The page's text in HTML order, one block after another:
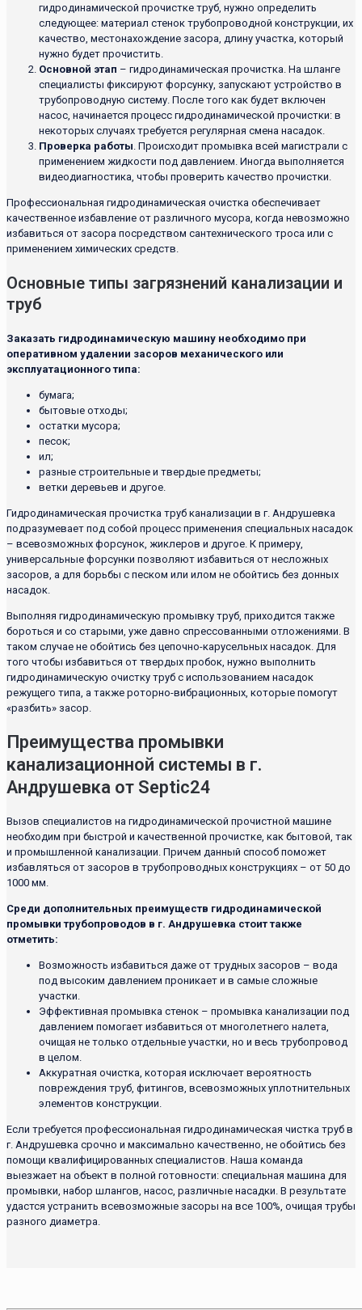
гидродинамической прочистке труб, нужно определить
следующее: материал стенок трубопроводной конструкции, их
качество, местонахождение засора, длину участка, который
нужно будет прочистить.
Основной этап – гидродинамическая прочистка. На шланге
специалисты фиксируют форсунку, запускают устройство в
трубопроводную систему. После того как будет включен
насос, начинается процесс гидродинамической прочистки: в
некоторых случаях требуется регулярная смена насадок.
Проверка работы. Происходит промывка всей магистрали с
применением жидкости под давлением. Иногда выполняется
видеодиагностика, чтобы проверить качество прочистки.
Профессиональная гидродинамическая очистка обеспечивает
качественное избавление от различного мусора, когда невозможно
избавиться от засора посредством сантехнического троса или с
применением химических средств.
Основные типы загрязнений канализации и
труб
Заказать гидродинамическую машину необходимо при
оперативном удалении засоров механического или
эксплуатационного типа:
бумага;
бытовые отходы;
остатки мусора;
песок;
ил;
разные строительные и твердые предметы;
ветки деревьев и другое.
Гидродинамическая прочистка труб канализации в г. Андрушевка
подразумевает под собой процесс применения специальных насадок
– всевозможных форсунок, жиклеров и другое. К примеру,
универсальные форсунки позволяют избавиться от несложных
засоров, а для борьбы с песком или илом не обойтись без донных
насадок.
Выполняя гидродинамическую промывку труб, приходится также
бороться и со старыми, уже давно спрессованными отложениями. В
таком случае не обойтись без цепочно-карусельных насадок. Для
того чтобы избавиться от твердых пробок, нужно выполнить
гидродинамическую очистку труб с использованием насадок
режущего типа, а также роторно-вибрационных, которые помогут
«разбить» засор.
Преимущества промывки
канализационной системы в г.
Андрушевка от Septic24
Вызов специалистов на гидродинамической прочистной машине
необходим при быстрой и качественной прочистке, как бытовой, так
и промышленной канализации. Причем данный способ поможет
избавляться от засоров в трубопроводных конструкциях – от 50 до
1000 мм.
Среди дополнительных преимуществ гидродинамической
промывки трубопроводов в г. Андрушевка стоит также
отметить:
Возможность избавиться даже от трудных засоров – вода
под высоким давлением проникает и в самые сложные
участки.
Эффективная промывка стенок – промывка канализации под
давлением помогает избавиться от многолетнего налета,
очищая не только отдельные участки, но и весь трубопровод
в целом.
Аккуратная очистка, которая исключает вероятность
повреждения труб, фитингов, всевозможных уплотнительных
элементов конструкции.
Если требуется профессиональная гидродинамическая чистка труб в
г. Андрушевка срочно и максимально качественно, не обойтись без
помощи квалифицированных специалистов. Наша команда
выезжает на объект в полной готовности: специальная машина для
промывки, набор шлангов, насос, различные насадки. В результате
удастся устранить всевозможные засоры на все 100%, очищая трубы
разного диаметра.